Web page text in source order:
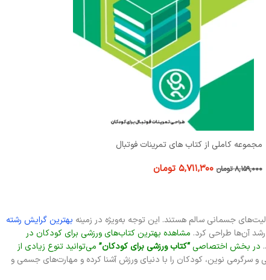
مجموعه کاملی از کتاب های تمرینات فوتبال
۸,۱۵۹,۰۰۰ تومان ۵,۷۱۱,۳۰۰ تومان
جسمانی سالم هستند. این توجه به‌ویژه در زمینه بهترین گرایش رشته
آن‌ها طراحی کرد. مشاهده بهترین کتاب‌های ورزشی برای کودکان در
در بخش اختصاصی“کتاب ورزشی برای کودکان” می‌توانید تنوع زیادی از
و سرگرمی نوین، کودکان را با دنیای ورزش آشنا کرده و مهارت‌های جسمی و